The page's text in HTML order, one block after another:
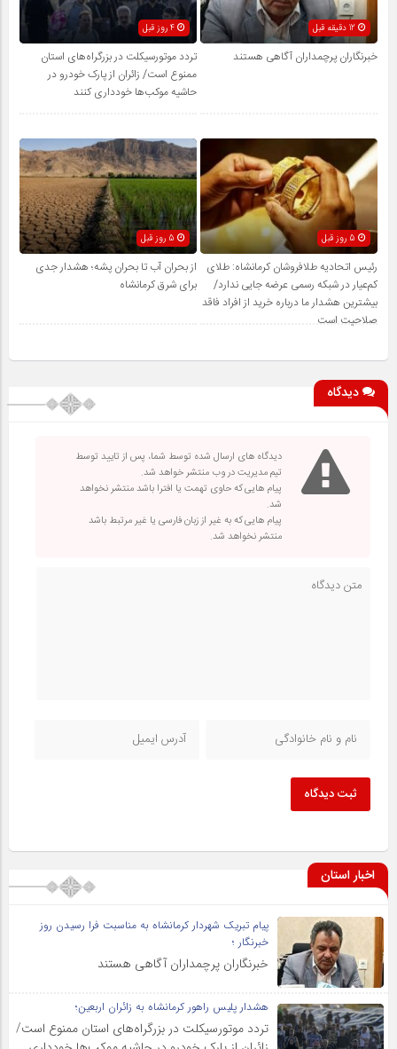
12 دقیقه قبل
خبرنگاران پرچمداران آگاهی هستند
تردد موتورسیکلت در بزرگراه‌های استان
ممنوع است/ زائران از پارک خودرو در
حاشیه موکب‌ها خودداری کنند
رئیس اتحادیه طلافروشان کرمانشاه: طلای
کم‌عیار در شبکه رسمی عرضه جایی ندارد/
بیشترین هشدار ما درباره خرید از افراد فاقد
صلاحیت است
از بحران آب تا بحران پشه؛ هشدار جدی
برای شرق کرمانشاه
دیدگاه
دیدگاه های ارسال شده توسط شما، پس از تایید توسط
تیم مدیریت در وب منتشر خواهد شد.
پیام هایی که حاوی تهمت یا افترا باشد منتشر نخواهد
شد.
پیام هایی که به غیر از زبان فارسی یا غیر مرتبط باشد
منتشر نخواهد شد.
ثبت دیدگاه
اخبار استان
پیام تبریک شهردار کرمانشاه به مناسبت فرا رسیدن روز
خبرنگار ؛
خبرنگاران پرچمداران آگاهی هستند
هشدار پلیس راهور کرمانشاه به زائران اربعین؛
تردد موتورسیکلت در بزرگراه‌های استان ممنوع است/